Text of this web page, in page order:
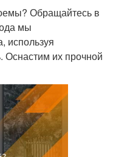
Обращайтесь в
мы
используя
их прочной